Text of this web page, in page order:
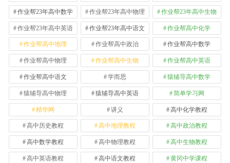
作业帮23年高中数学 作业帮23年高中物理 作业帮23年高中生物
作业帮23年高中英语 作业帮23年高中语文 作业帮高中化学
作业帮高中地理 作业帮高中政治 作业帮高中数学
作业帮高中物理 作业帮高中生物 作业帮高中英语
作业帮高中语文 学而思 猿辅导高中数学
猿辅导高中物理 猿辅导高中英语 简单学习网
精华网 讲义 高中化学教程
高中历史教程 高中地理教程 高中政治教程
高中数学教程 高中物理教程 高中生物教程
高中英语教程 高中语文教程 黄冈中学课程